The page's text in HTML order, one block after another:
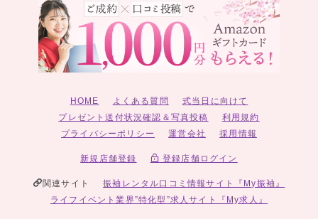
HOME よくある質問
式当日に向けて
プレゼント送付状況確認＆写真投稿
利用規約
プライバシーポリシー
運営会社 採用情報
新規店舗登録 登録店舗ログイン
関連サイト
振袖レンタル口コミ情報サイト『My振袖』
ライフイベント業界”特化型”求人サイト『My求人』